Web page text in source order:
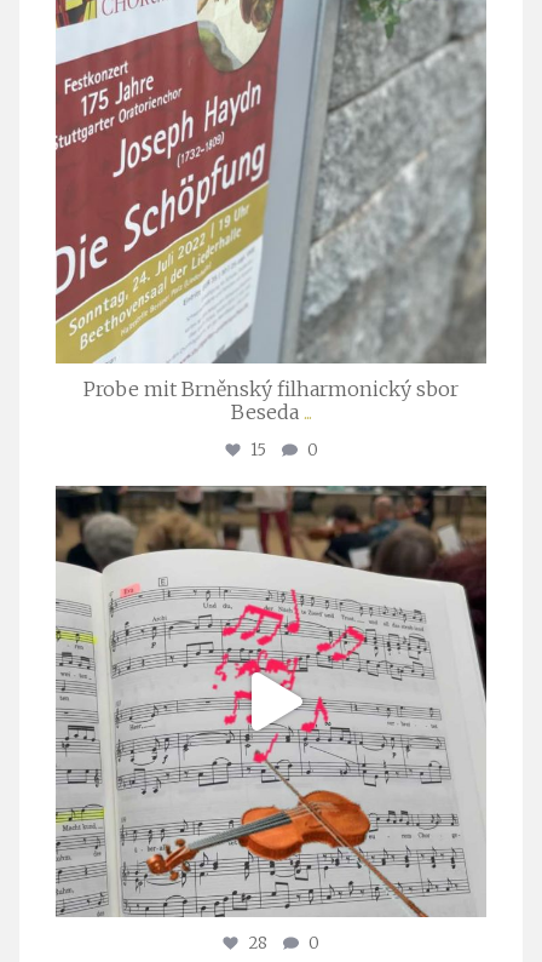
Probe mit Brněnský filharmonický sbor
Beseda ...
15 0
stuttgarter_oratorienchor
Juli 23
28 0